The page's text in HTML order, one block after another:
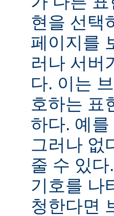
현을 선택
페이지를
러나 서버
다. 이는
호하는 표
하다. 예
그러나 없
줄 수 있
기호를 나
청한다면